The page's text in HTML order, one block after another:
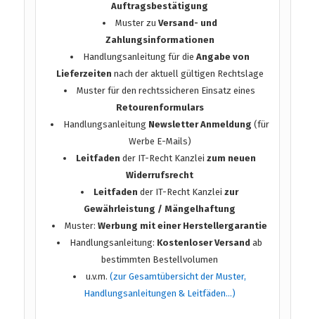
Auftragsbestätigung
Muster zu Versand- und
Zahlungsinformationen
Handlungsanleitung für die Angabe von
Lieferzeiten nach der aktuell gültigen Rechtslage
Muster für den rechtssicheren Einsatz eines
Retourenformulars
Handlungsanleitung Newsletter Anmeldung (für
Werbe E-Mails)
Leitfaden der IT-Recht Kanzleizum neuen
Widerrufsrecht
Leitfaden der IT-Recht Kanzleizur
Gewährleistung / Mängelhaftung
Muster:Werbung mit einer Herstellergarantie
Handlungsanleitung: Kostenloser Versand ab
bestimmten Bestellvolumen
u.v.m.(zur Gesamtübersicht der Muster,
Handlungsanleitungen & Leitfäden…)